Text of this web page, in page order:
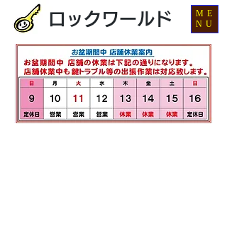
ロックワールド
ME
NU